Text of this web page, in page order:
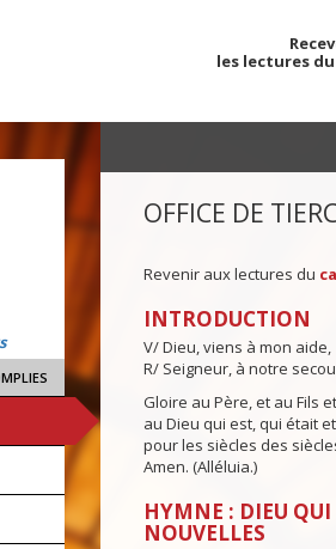
les lectures
OFFICE DE
Revenir aux lectures du
INTRODUCTION
V/ Dieu, viens à mon aide,
R/ Seigneur, à notre
Gloire au Père, et au Fils
au Dieu qui est, qui était
pour les siècles des
Amen. (Alléluia.)
HYMNE : DIEU QUI
NOUVELLES